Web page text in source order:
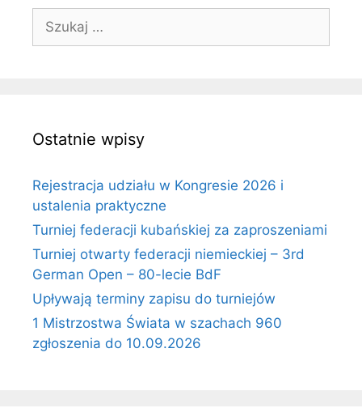
Szukaj:
Ostatnie wpisy
Rejestracja udziału w Kongresie 2026 i
ustalenia praktyczne
Turniej federacji kubańskiej za zaproszeniami
Turniej otwarty federacji niemieckiej – 3rd
German Open – 80-lecie BdF
Upływają terminy zapisu do turniejów
1 Mistrzostwa Świata w szachach 960
zgłoszenia do 10.09.2026